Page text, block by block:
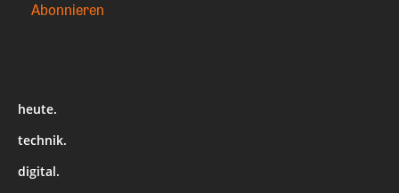
heute.
technik.
digital.